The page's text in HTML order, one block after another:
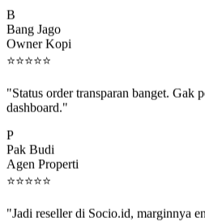
Bang Jago
Owner Kopi
⭐⭐⭐⭐⭐
dashboard."
Pak Budi
Agen Properti
⭐⭐⭐⭐⭐
kirim order ke client gampang."